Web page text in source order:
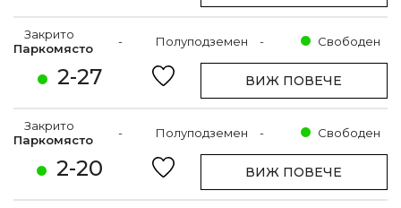
2-27
Закрито
Паркомясто
- Полуподземен - Свободен
ВИЖ ПОВЕЧЕ
2-20
Закрито
Паркомясто
- Полуподземен - Свободен
ВИЖ ПОВЕЧЕ